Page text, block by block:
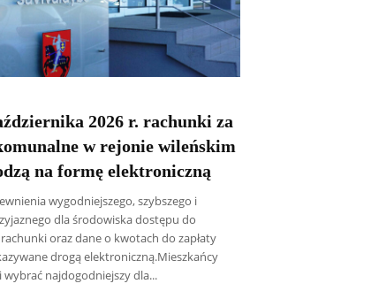
2026 r. rachunki za
w rejonie wileńskim
na formę elektroniczną
wygodniejszego, szybszego i
dla środowiska dostępu do
oraz dane o kwotach do zapłaty
drogą elektroniczną.Mieszkańcy
wybrać najdogodniejszy dla...